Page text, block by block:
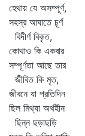
হেথায় যে অসম্পূর্ণ,
সহস্র আঘাতে চূর্ণ
বিদীর্ণ বিকৃত,
কোথাও কি একবার
সম্পূর্ণতা আছে তার
জীবিত কি মৃত,
জীবনে যা প্রতিদিন
ছিল মিথ্যা অর্থহীন
ছিন্ন ছড়াছড়ি